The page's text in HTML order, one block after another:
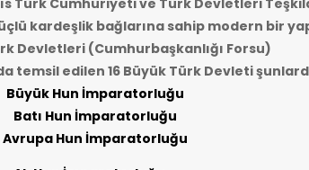
kardeşlik bağlarına sahip modern bir
Devletleri (Cumhurbaşkanlığı Forsu)
temsil edilen 16 Büyük Türk Devleti
Büyük Hun İmparatorluğu
Batı Hun İmparatorluğu
Avrupa Hun İmparatorluğu